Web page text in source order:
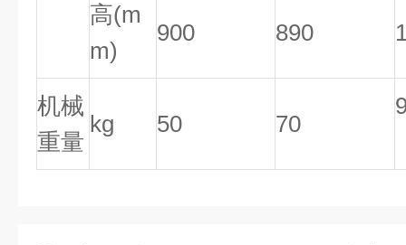
高(m
m)
900 890
机械
重量
kg 50 70